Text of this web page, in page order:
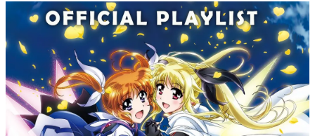
です。
ゲームが変えた日本語
「経験値」「裏技」「ラスボス」… ゲームにまつわる言葉
の起源や用法の変遷を、コンピューター文化史研究家・タ
イニーP氏が徹底調査。
カテゴリ
特集記事